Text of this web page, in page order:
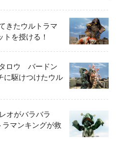
きたウルトラマ
を授ける！
ロウ バードン
駆けつけたウル
オがバラバラ
マンキングが救